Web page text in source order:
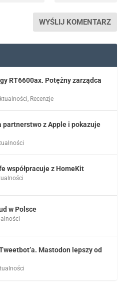
RT6600ax. Potężny zarządca
, Recenzje
partnerstwo z Apple i pokazuje
współpracuje z HomeKit
w Polsce
Mastodon lepszy od